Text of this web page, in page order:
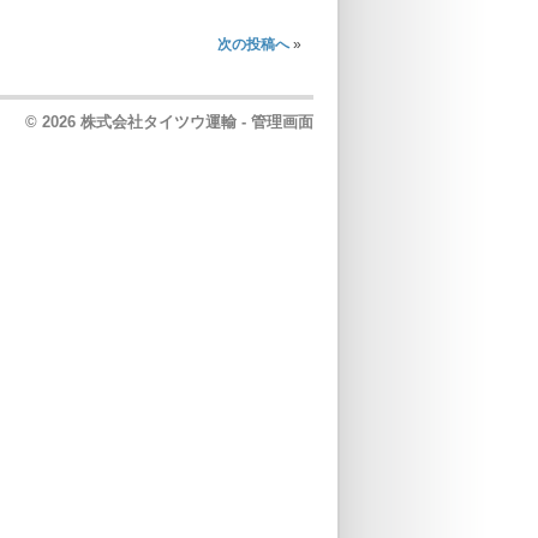
次の投稿へ»
© 2026 株式会社タイツウ運輸 - 管理画面